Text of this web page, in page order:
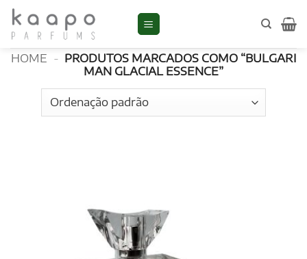
Skip
contentBulgari Man Glacial Essence
HOME - PRODUTOS MARCADOS COMO “BULGARI
MAN GLACIAL ESSENCE”